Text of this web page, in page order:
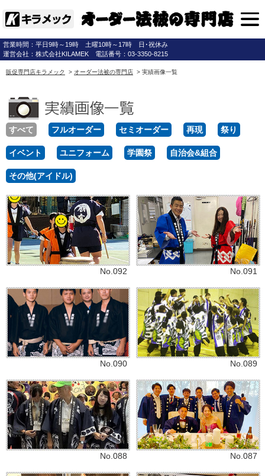
営業時間：平日9時～19時 土曜10時～17時 日･祝休み
運営会社：株式会社KILAMEK 電話番号：03-3350-8215
販促専門店キラメック > オーダー法被の専門店 > 実績画像一覧
すべて フルオーダー セミオーダー 再現 祭り
イベント ユニフォーム 学園祭 自治会&組合
その他(アイドル)
No.092 No.091
No.090 No.089
No.088 No.087